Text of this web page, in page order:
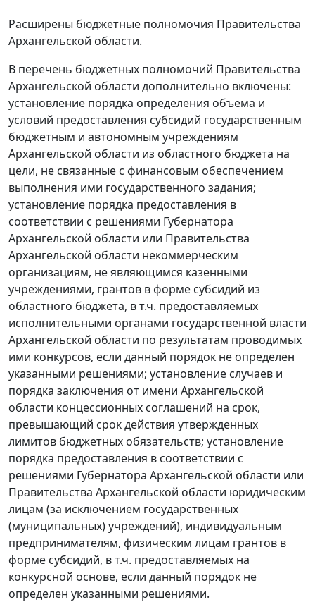
Расширены бюджетные полномочия Правительства
Архангельской области.
В перечень бюджетных полномочий Правительства
Архангельской области дополнительно включены:
установление порядка определения объема и
условий предоставления субсидий государственным
бюджетным и автономным учреждениям
Архангельской области из областного бюджета на
цели, не связанные с финансовым обеспечением
выполнения ими государственного задания;
установление порядка предоставления в
соответствии с решениями Губернатора
Архангельской области или Правительства
Архангельской области некоммерческим
организациям, не являющимся казенными
учреждениями, грантов в форме субсидий из
областного бюджета, в т.ч. предоставляемых
исполнительными органами государственной власти
Архангельской области по результатам проводимых
ими конкурсов, если данный порядок не определен
указанными решениями; установление случаев и
порядка заключения от имени Архангельской
области концессионных соглашений на срок,
превышающий срок действия утвержденных
лимитов бюджетных обязательств; установление
порядка предоставления в соответствии с
решениями Губернатора Архангельской области или
Правительства Архангельской области юридическим
лицам (за исключением государственных
(муниципальных) учреждений), индивидуальным
предпринимателям, физическим лицам грантов в
форме субсидий, в т.ч. предоставляемых на
конкурсной основе, если данный порядок не
определен указанными решениями.